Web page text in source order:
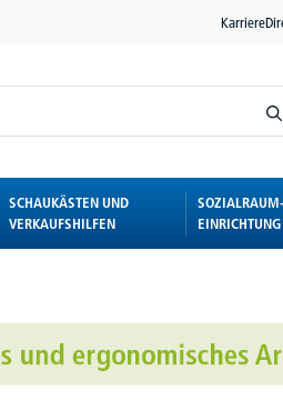
Karriere
SCHAUKÄSTEN UND
VERKAUFSHILFEN
SOZIALRAUM-
EINRICHTUNG